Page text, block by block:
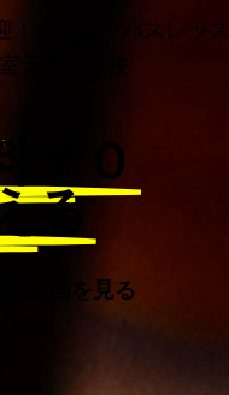
！コントラバスレッ
天童南駅校
￥０
る
内動画を見る